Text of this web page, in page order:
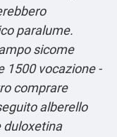
paralume.
sicome
1500 vocazione -
comprare
alberello
duloxetina